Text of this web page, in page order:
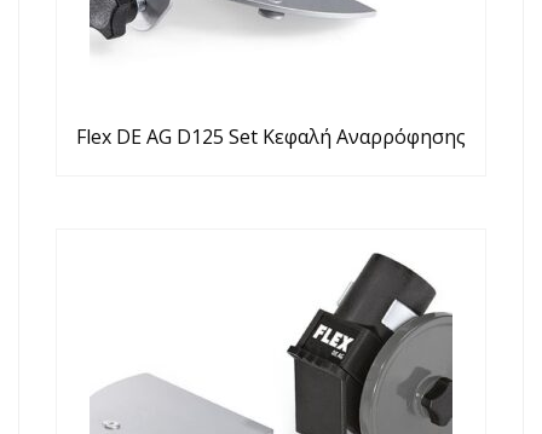
Flex DE AG D125 Set Κεφαλή Αναρρόφησης